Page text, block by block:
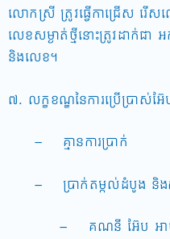
លោកស្រី ត្រូវធ្វើកាជ្រើស រើ
លេខសម្ងាត់ថ្មីនោះត្រូវដាក់ជា
និងលេខ។
៧. លក្ខខណ្ឌនៃការប្រើប្រាស់អ៊ែ
– គ្មានការប្រាក់
– ប្រាក់តម្កល់ដំបូង និងស
– គណនី អ៊ែប អាចដាក់ប្